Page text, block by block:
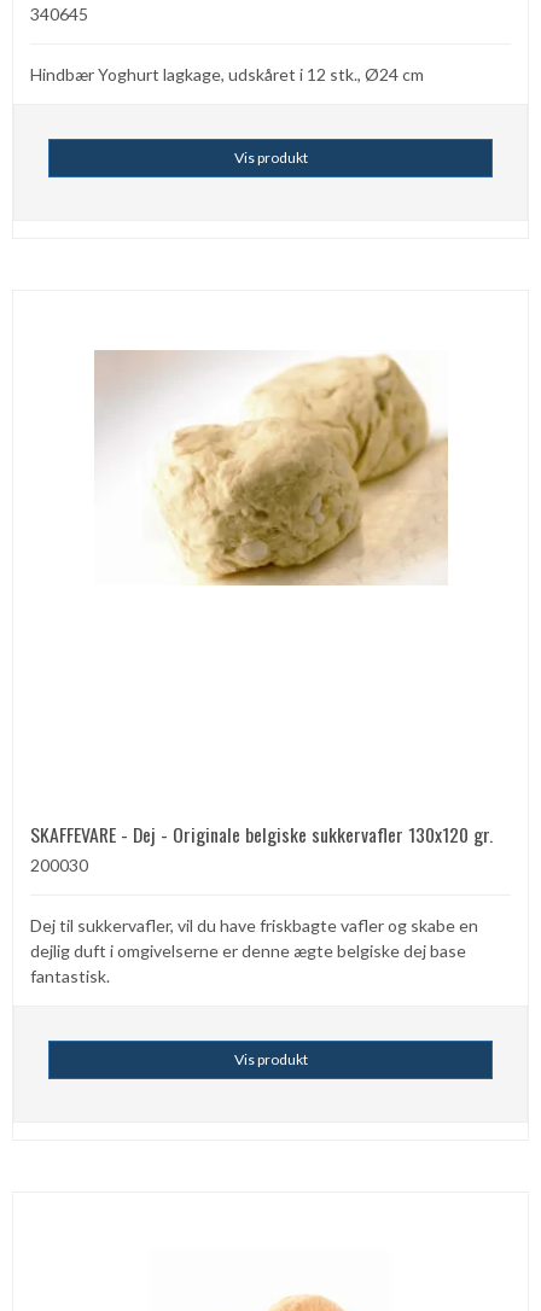
340645
Hindbær Yoghurt lagkage, udskåret i 12 stk., Ø24 cm
Vis produkt
SKAFFEVARE - Dej - Originale belgiske sukkervafler 130x120 gr.
200030
Dej til sukkervafler, vil du have friskbagte vafler og skabe en
dejlig duft i omgivelserne er denne ægte belgiske dej base
fantastisk.
Vis produkt